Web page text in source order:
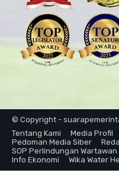
© Copyright -
Tentang Kami
Media Profil
Pedoman Media Siber
SOP Perlindungan Wartawan
Info Ekonomi
Wika Water